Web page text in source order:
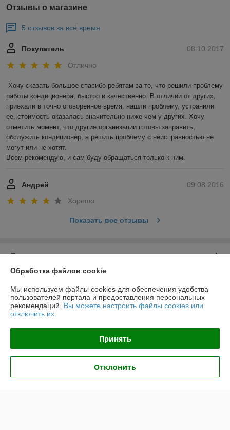
Отзывы о магазине
5 отзывов за всё время
08.10.2017
Покупатель
Отлично
Хочу сказать большое спасибо ребятам за то, что решили проблему
работы кондиционера, быстро и качественно. В отличии от других,
приехали в точно оговоренное время, нашли проблему, устранили
ее, стоимость оказалась значительно ниже чем у других. Хочу
отметить момент, что другие организации готовы заправить,
обслужить кондиционер, а решить проблему с неисправностью не
могут или не хотят.
Всем рекомендую, и сам буду обращаться только к ним.
09.08.2016
Андрей
Хорошо
Показать все отзывы
О нас
Доставка и оплата
График работы
Политика обработки cookies
Обработка файлов cookie
Мы используем файлы cookies для обеспечения удобства
пользователей портала и предоставления персональных
рекомендаций. Вы можете настроить файлы cookies или
отключить их.
Принять
Отклонить